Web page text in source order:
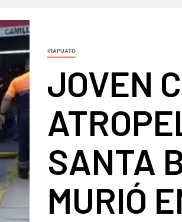
IRAPUATO
JOVEN
SANTA
MURIÓ